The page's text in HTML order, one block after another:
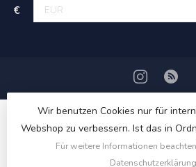
€
© Copyright 2026
Wir benutzen Cookies nur für
Webshop zu verbessern. Ist das in
Für weitere Informationen